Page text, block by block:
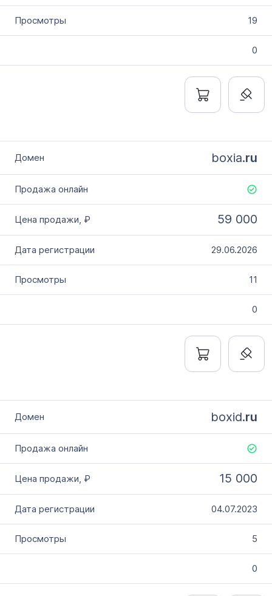
19
0
boxia.ru
59 000
29.06.2026
11
0
boxid.ru
15 000
04.07.2023
5
0